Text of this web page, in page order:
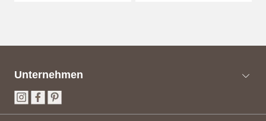
Unternehmen